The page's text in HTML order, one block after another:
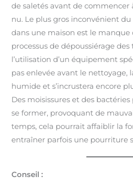
de saletés avant de commencer
nu. Le plus gros inconvénient
dans une maison est le manque
processus de dépoussiérage des
l’utilisation d’un équipement
pas enlevée avant le nettoyage,
humide et s’incrustera encore
Des moisissures et des
se former, provoquant de
temps, cela pourrait affaiblir la
entraîner parfois une pourriture
Conseil :